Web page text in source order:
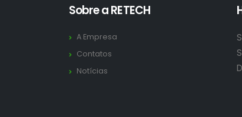
Sobre a RETECH
A Empresa
Contatos
Notícias